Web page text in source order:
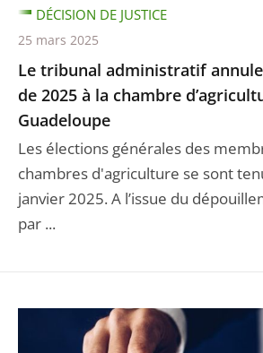
Le tribunal administratif
de 2025 à la chambre
Guadeloupe
Les élections générales des
chambres d'agriculture se sont
janvier 2025. A l’issue du
par ...
DÉCISION DE JUSTICE
25 mars 2025